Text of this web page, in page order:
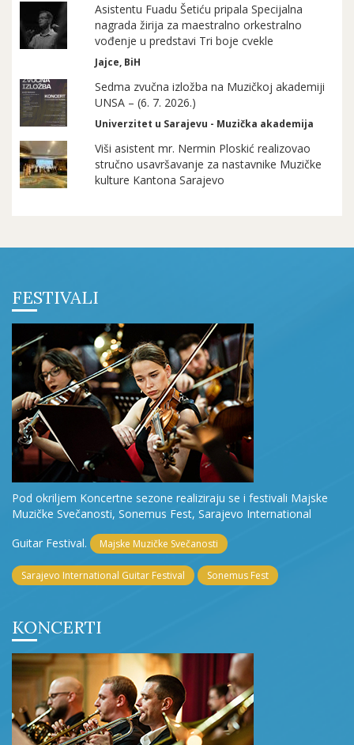
Asistentu Fuadu Šetiću pripala Specijalna
nagrada žirija za maestralno orkestralno
vođenje u predstavi Tri boje cvekle
Jajce, BiH
Sedma zvučna izložba na Muzičkoj akademiji
UNSA – (6. 7. 2026.)
Univerzitet u Sarajevu - Muzička akademija
Viši asistent mr. Nermin Ploskić realizovao
stručno usavršavanje za nastavnike Muzičke
kulture Kantona Sarajevo
FESTIVALI
Pod okriljem Koncertne sezone realiziraju se i festivali Majske
Muzičke Svečanosti, Sonemus Fest, Sarajevo International
Guitar Festival.
Majske Muzičke Svečanosti
Sarajevo International Guitar Festival Sonemus Fest
KONCERTI